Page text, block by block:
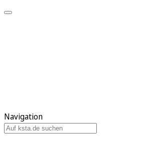
Navigation